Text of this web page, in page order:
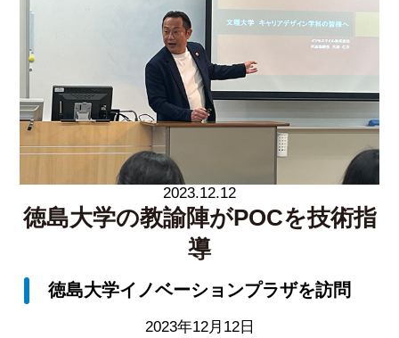
2023.12.12
徳島大学の教諭陣がPOCを技術指
導
徳島大学イノベーションプラザを訪問
2023年12月12日